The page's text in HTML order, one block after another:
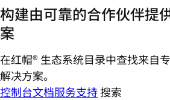
构建由可靠的合作伙伴提
案
在红帽® 生态系统目录中查找来自
解决方案。
控制台文档服务支持搜索